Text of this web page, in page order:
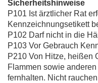
Sicherheitshinweise
P101 Ist ärztlicher Rat
Kennzeichnungsetikett
P102 Darf nicht in die
P103 Vor Gebrauch
P210 Von Hitze, heißen
Flammen sowie
fernhalten. Nicht